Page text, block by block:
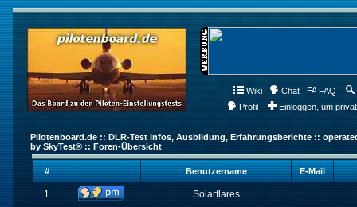
Wiki Chat FAQ
Profil
Einloggen, um
Pilotenboard.de :: DLR-Test Infos, Ausbildung, Erfahrungsberichte ::
by SkyTest® :: Foren-Übersicht
# Benutzername E-Mail
1 Solarflares